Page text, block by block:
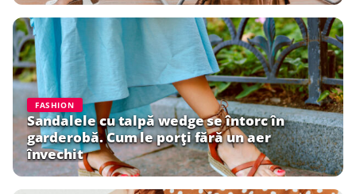
FASHION
Sandalele cu talpă wedge se întorc în
garderobă. Cum le porți fără un aer
învechit